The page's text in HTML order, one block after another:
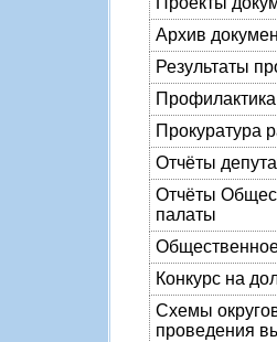
Архив
Результаты
Прокуратура
Отчёты
Отчёты
палаты
Конкурс на
Схемы
проведения